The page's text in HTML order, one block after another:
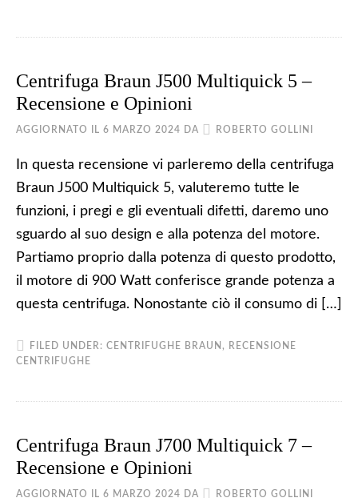
Centrifuga Braun J500 Multiquick 5 –
Recensione e Opinioni
AGGIORNATO IL 6 MARZO 2024 DA ROBERTO GOLLINI
In questa recensione vi parleremo della centrifuga
Braun J500 Multiquick 5, valuteremo tutte le
funzioni, i pregi e gli eventuali difetti, daremo uno
sguardo al suo design e alla potenza del motore.
Partiamo proprio dalla potenza di questo prodotto,
il motore di 900 Watt conferisce grande potenza a
questa centrifuga. Nonostante ciò il consumo di […]
FILED UNDER: CENTRIFUGHE BRAUN ,
RECENSIONE
CENTRIFUGHE
Centrifuga Braun J700 Multiquick 7 –
Recensione e Opinioni
AGGIORNATO IL 6 MARZO 2024 DA ROBERTO GOLLINI